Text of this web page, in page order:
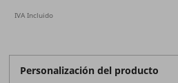
IVA Incluido
Personalización del producto